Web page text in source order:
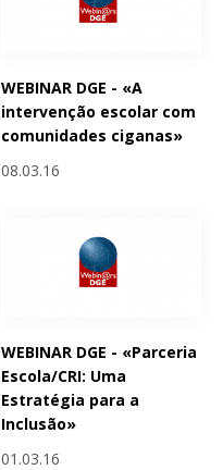
WEBINAR DGE - «A
intervenção escolar com
comunidades ciganas»
08.03.16
WEBINAR DGE - «Parceria
Escola/CRI: Uma
Estratégia para a
Inclusão»
01.03.16